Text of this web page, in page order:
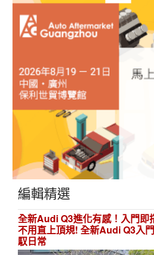
編輯精選
全新Audi Q3進化有感！入門即
不用直上頂規! 全新Audi Q3入
馭日常